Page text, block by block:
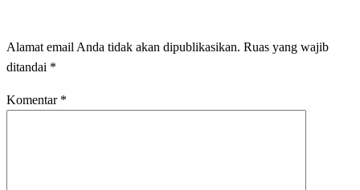
Alamat email Anda tidak akan dipublikasikan. Ruas yang wajib
ditandai *
Komentar *